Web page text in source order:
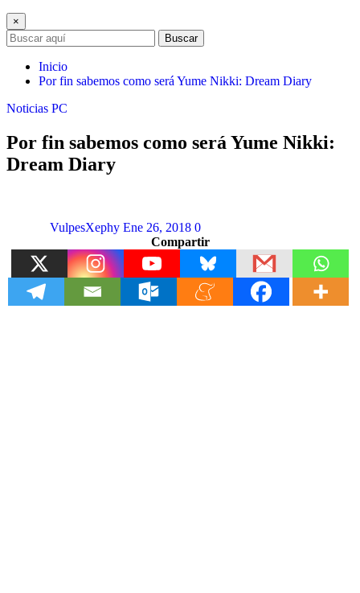
×
Buscar
Inicio
Por fin sabemos como será Yume Nikki: Dream Diary
Noticias PC
Por fin sabemos como será Yume Nikki:
Dream Diary
VulpesXephy Ene 26, 2018 0
Compartir